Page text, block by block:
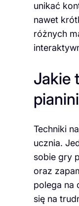
unikać
nawet
różnych
Jakie
Techniki
ucznia.
sobie gry
oraz
polega na
się na